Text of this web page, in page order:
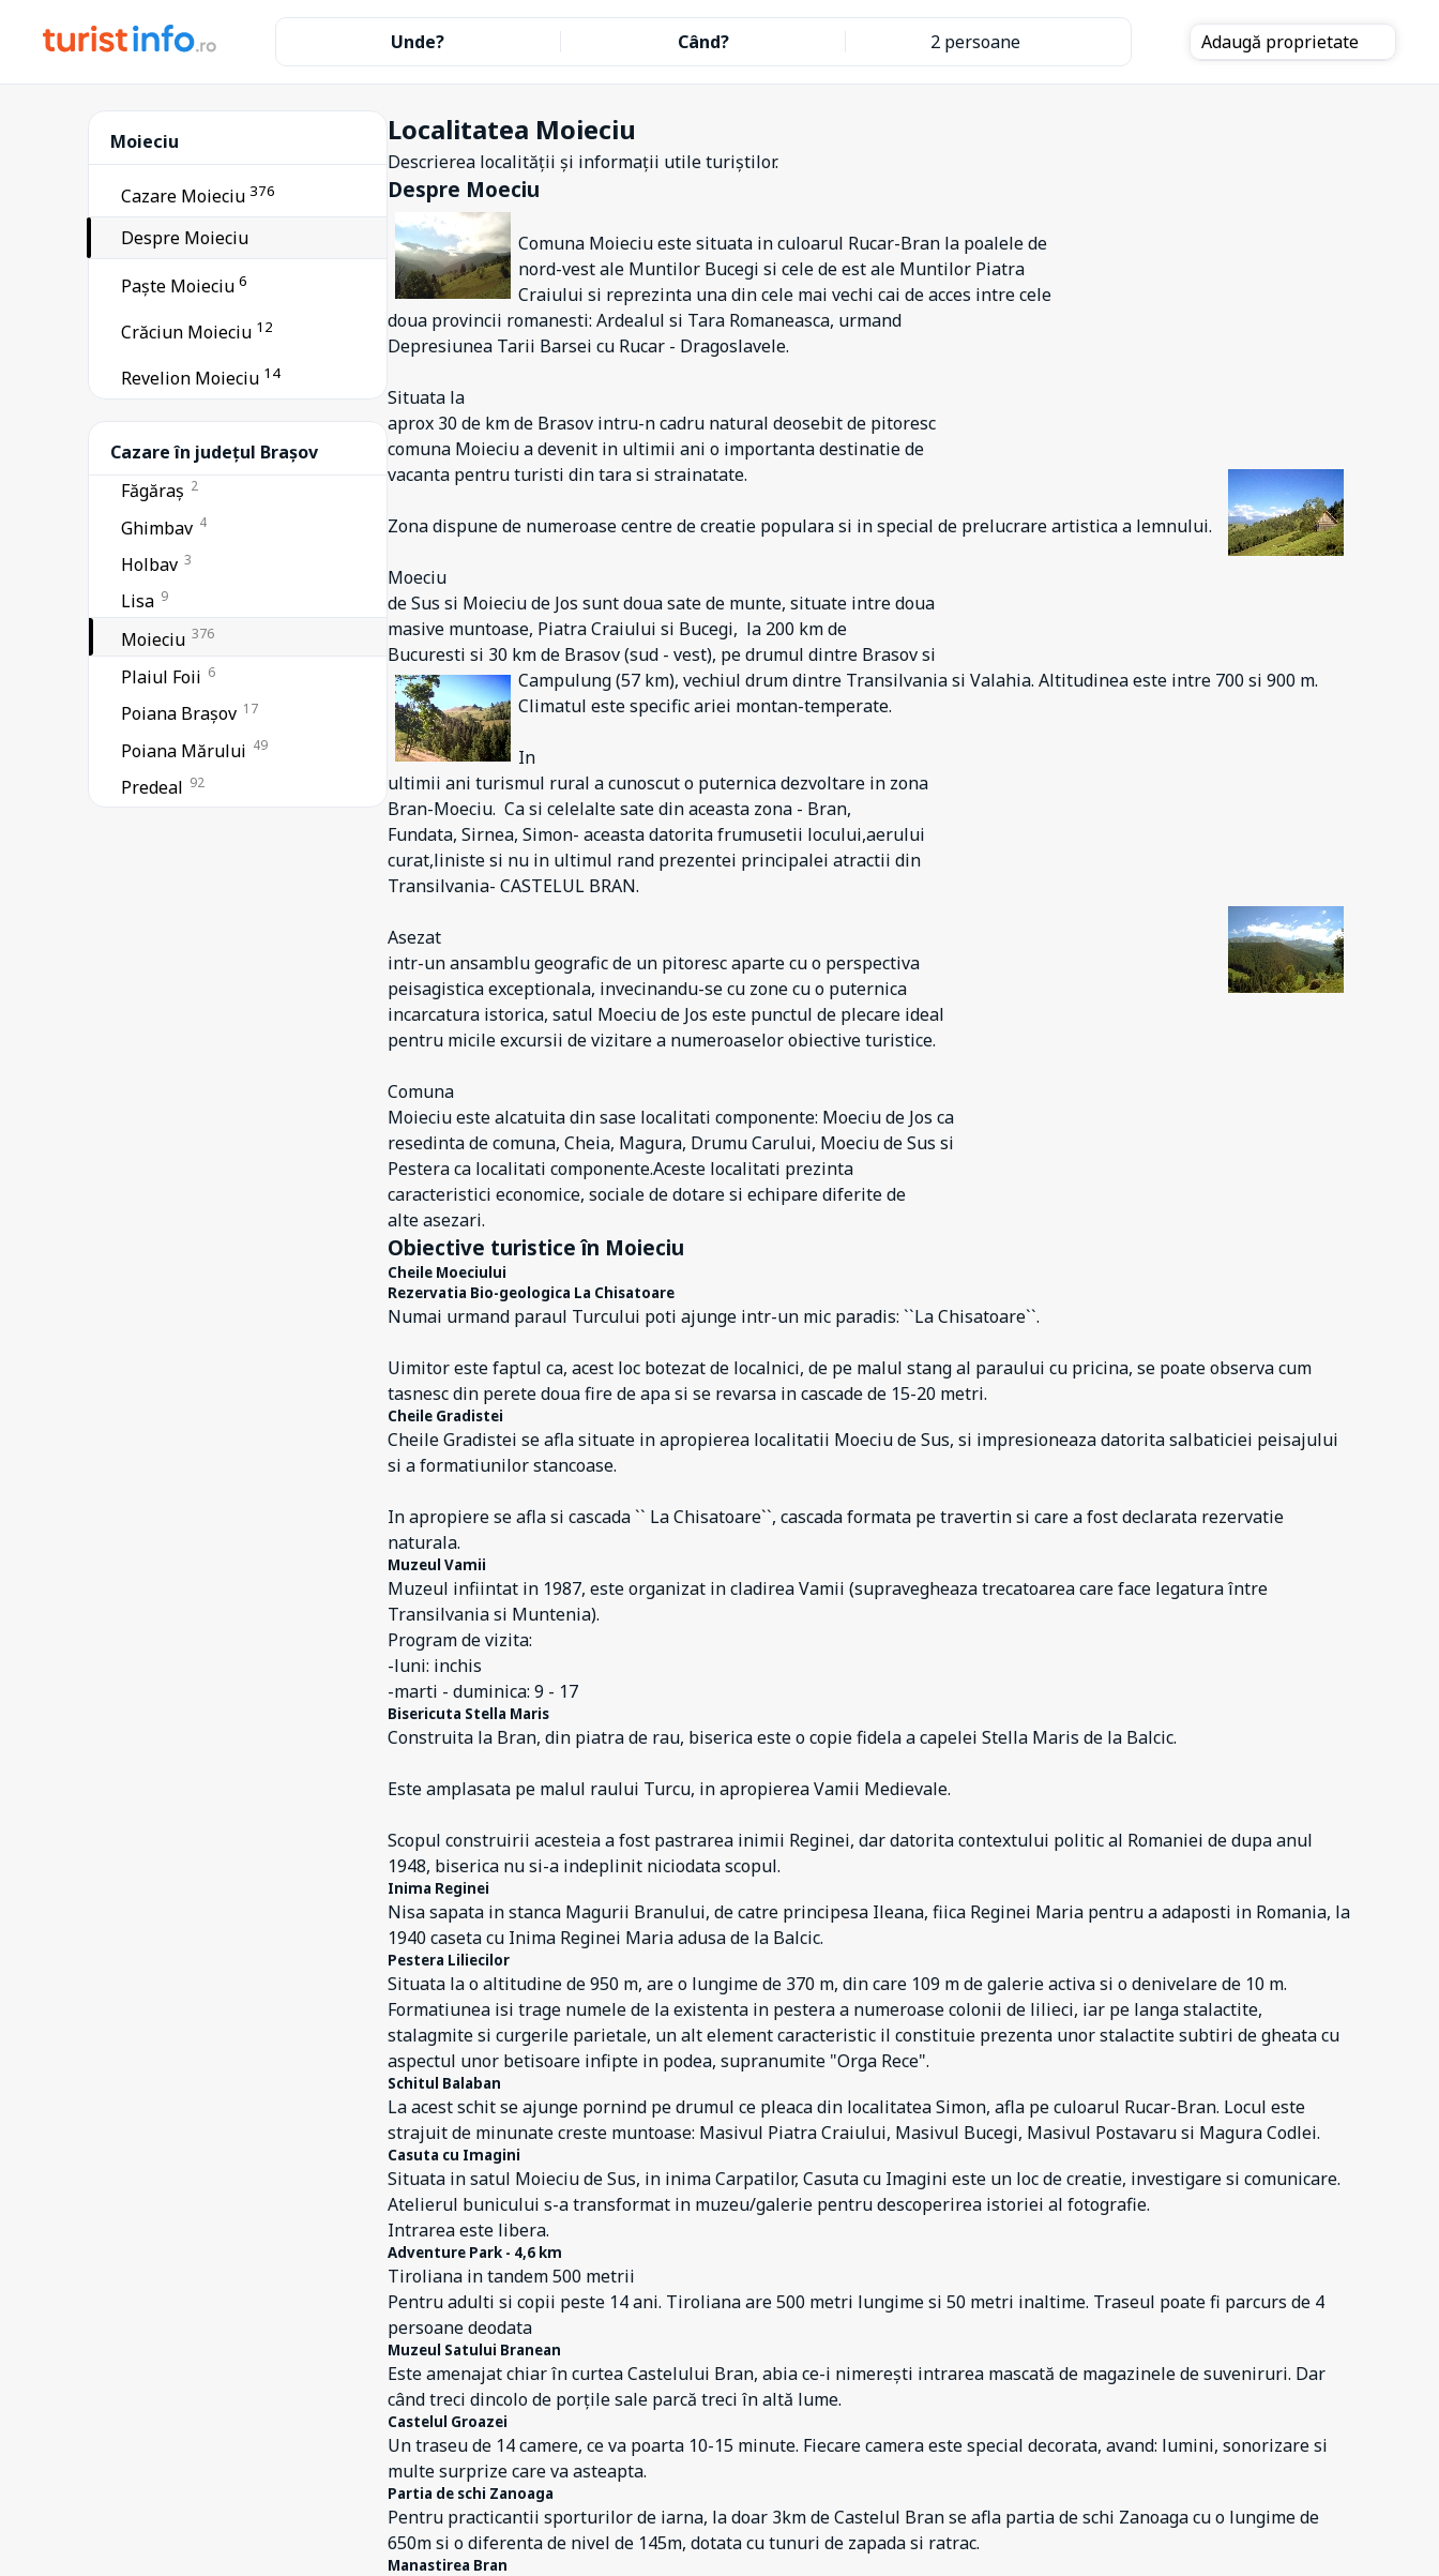
Unde? Când? 2 persoane Adaugă proprietate
Moieciu
Cazare Moieciu 376
Despre Moieciu
Paște Moieciu 6
Crăciun Moieciu 12
Revelion Moieciu 14
Cazare în județul Brașov
Beclean 1
Bod
284
Cristian 12
Drăguș 17
Feldioara
Fundata 81
Făgăraș 2
Ghimbav 4
Holbav 3
Lisa 9
Moieciu 376
Plaiul Foii 6
Poiana Brașov 17
Poiana Mărului 49
Predeal 92
Localitatea Moieciu
Descrierea localității și informații utile turiștilor.
Despre Moeciu
Comuna Moieciu este situata in culoarul Rucar-Bran la poalele de
nord-vest ale Muntilor Bucegi si cele de est ale Muntilor Piatra
Craiului si reprezinta una din cele mai vechi cai de acces intre cele
doua provincii romanesti: Ardealul si Tara Romaneasca, urmand
Depresiunea Tarii Barsei cu Rucar - Dragoslavele.
Situata la
aprox 30 de km de Brasov intru-n cadru natural deosebit de pitoresc
comuna Moieciu a devenit in ultimii ani o importanta destinatie de
vacanta pentru turisti din tara si strainatate.
Zona dispune de numeroase centre de creatie populara si in special de prelucrare artistica a lemnului.
Moeciu
de Sus si Moieciu de Jos sunt doua sate de munte, situate intre doua
masive muntoase, Piatra Craiului si Bucegi, la 200 km de
Bucuresti si 30 km de Brasov (sud - vest), pe drumul dintre Brasov si
Campulung (57 km), vechiul drum dintre Transilvania si Valahia. Altitudinea este intre 700 si 900 m.
Climatul este specific ariei montan-temperate.
In
ultimii ani turismul rural a cunoscut o puternica dezvoltare in zona
Bran-Moeciu. Ca si celelalte sate din aceasta zona - Bran,
Fundata, Sirnea, Simon- aceasta datorita frumusetii locului,aerului
curat,liniste si nu in ultimul rand prezentei principalei atractii din
Transilvania- CASTELUL BRAN.
Asezat
intr-un ansamblu geografic de un pitoresc aparte cu o perspectiva
peisagistica exceptionala, invecinandu-se cu zone cu o puternica
incarcatura istorica, satul Moeciu de Jos este punctul de plecare ideal
pentru micile excursii de vizitare a numeroaselor obiective turistice.
Comuna
Moieciu este alcatuita din sase localitati componente: Moeciu de Jos ca
resedinta de comuna, Cheia, Magura, Drumu Carului, Moeciu de Sus si
Pestera ca localitati componente.Aceste localitati prezinta
caracteristici economice, sociale de dotare si echipare diferite de
alte asezari.
Obiective turistice în Moieciu
Cheile Moeciului
Rezervatia Bio-geologica La Chisatoare
Numai urmand paraul Turcului poti ajunge intr-un mic paradis: ``La Chisatoare``.
Uimitor este faptul ca, acest loc botezat de localnici, de pe malul stang al paraului cu pricina, se poate observa cum
tasnesc din perete doua fire de apa si se revarsa in cascade de 15-20 metri.
Cheile Gradistei
Cheile Gradistei se afla situate in apropierea localitatii Moeciu de Sus, si impresioneaza datorita salbaticiei peisajului
si a formatiunilor stancoase.
In apropiere se afla si cascada `` La Chisatoare``, cascada formata pe travertin si care a fost declarata rezervatie
naturala.
Muzeul Vamii
Muzeul infiintat in 1987, este organizat in cladirea Vamii (supravegheaza trecatoarea care face legatura între
Transilvania si Muntenia).
Program de vizita:
-luni: inchis
-marti - duminica: 9 - 17
Bisericuta Stella Maris
Construita la Bran, din piatra de rau, biserica este o copie fidela a capelei Stella Maris de la Balcic.
Este amplasata pe malul raului Turcu, in apropierea Vamii Medievale.
Scopul construirii acesteia a fost pastrarea inimii Reginei, dar datorita contextului politic al Romaniei de dupa anul
1948, biserica nu si-a indeplinit niciodata scopul.
Inima Reginei
Nisa sapata in stanca Magurii Branului, de catre principesa Ileana, fiica Reginei Maria pentru a adaposti in Romania, la
1940 caseta cu Inima Reginei Maria adusa de la Balcic.
Pestera Liliecilor
Situata la o altitudine de 950 m, are o lungime de 370 m, din care 109 m de galerie activa si o denivelare de 10 m.
Formatiunea isi trage numele de la existenta in pestera a numeroase colonii de lilieci, iar pe langa stalactite,
stalagmite si curgerile parietale, un alt element caracteristic il constituie prezenta unor stalactite subtiri de gheata cu
aspectul unor betisoare infipte in podea, supranumite "Orga Rece".
Schitul Balaban
La acest schit se ajunge pornind pe drumul ce pleaca din localitatea Simon, afla pe culoarul Rucar-Bran. Locul este
strajuit de minunate creste muntoase: Masivul Piatra Craiului, Masivul Bucegi, Masivul Postavaru si Magura Codlei.
Casuta cu Imagini
Situata in satul Moieciu de Sus, in inima Carpatilor, Casuta cu Imagini este un loc de creatie, investigare si comunicare.
Atelierul bunicului s-a transformat in muzeu/galerie pentru descoperirea istoriei al fotografie.
Intrarea este libera.
Adventure Park - 4,6 km
Tiroliana in tandem 500 metrii
Pentru adulti si copii peste 14 ani. Tiroliana are 500 metri lungime si 50 metri inaltime. Traseul poate fi parcurs de 4
persoane deodata
Muzeul Satului Branean
Este amenajat chiar în curtea Castelului Bran, abia ce-i nimerești intrarea mascată de magazinele de suveniruri. Dar
când treci dincolo de porțile sale parcă treci în altă lume.
Castelul Groazei
Un traseu de 14 camere, ce va poarta 10-15 minute. Fiecare camera este special decorata, avand: lumini, sonorizare si
multe surprize care va asteapta.
Partia de schi Zanoaga
Pentru practicantii sporturilor de iarna, la doar 3km de Castelul Bran se afla partia de schi Zanoaga cu o lungime de
650m si o diferenta de nivel de 145m, dotata cu tunuri de zapada si ratrac.
Manastirea Bran